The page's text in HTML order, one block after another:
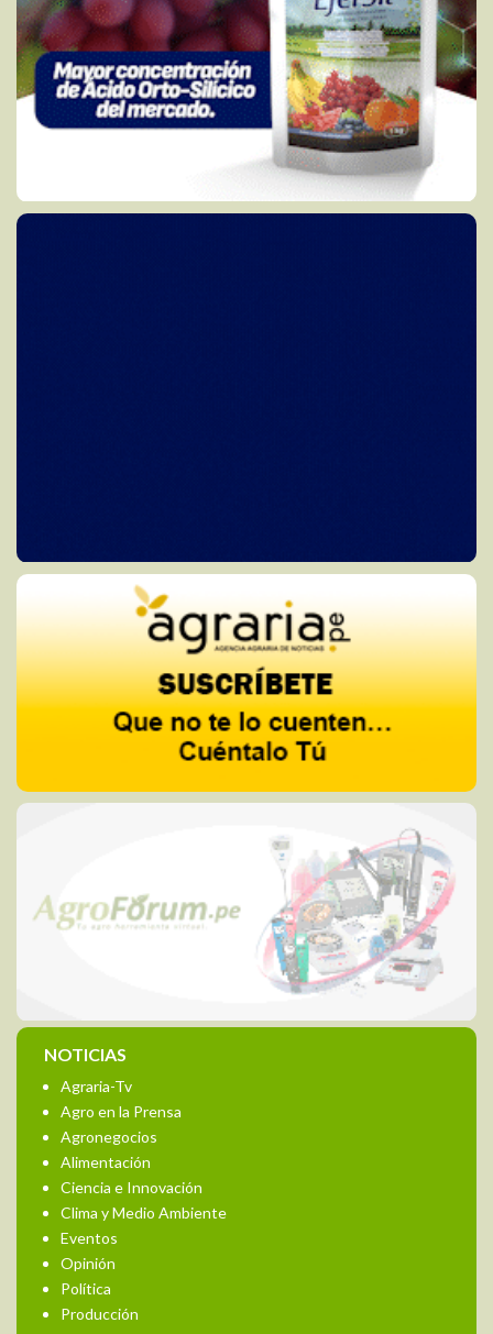
NOTICIAS
Agraria-Tv
Agro en la Prensa
Agronegocios
Alimentación
Ciencia e Innovación
Clima y Medio Ambiente
Eventos
Opinión
Política
Producción